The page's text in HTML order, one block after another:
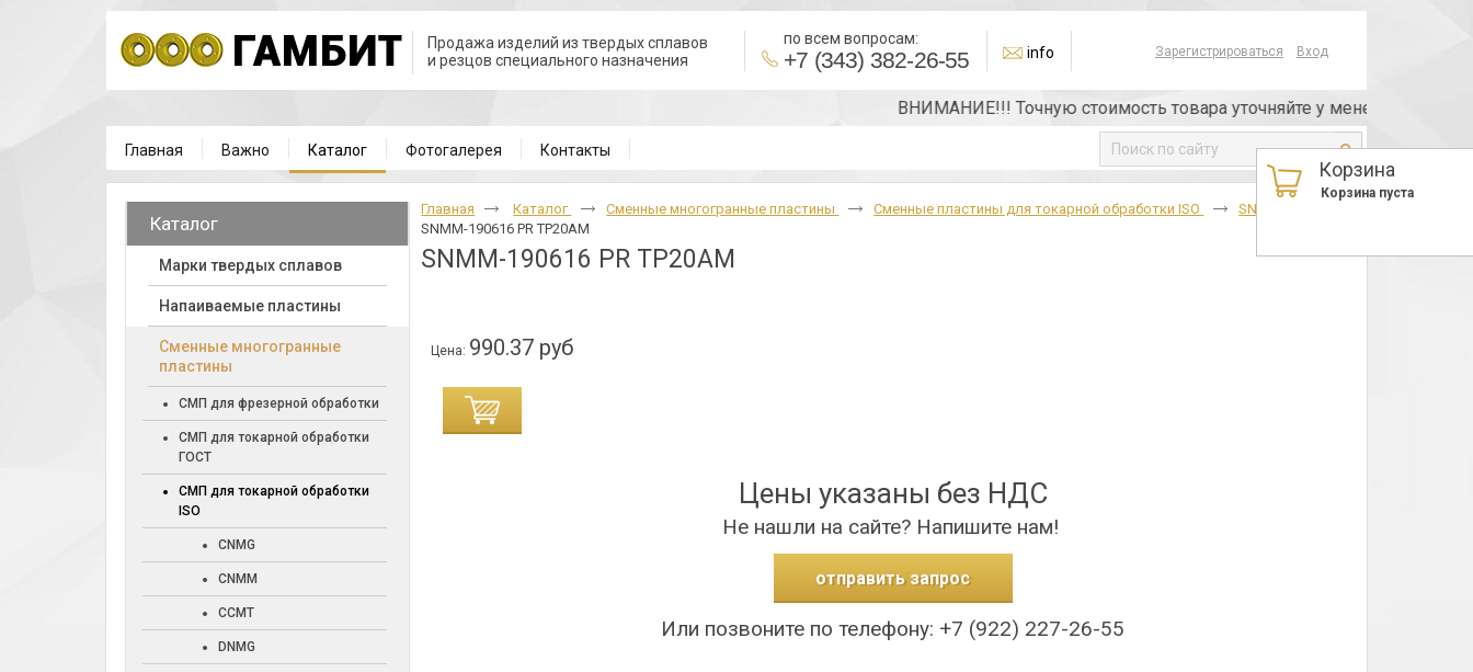
Зарегистрироваться Вход
Продажа изделий из твердых сплавов
и резцов специального назначения
по всем вопросам:
+7 (343) 382-26-55 info
ВНИМАНИЕ!!! Точную стоимость товара уточняйте у менеджера или по
Главная Важно Каталог Фотогалерея Контакты
Корзина
Корзина пуста
Каталог
Марки твердых сплавов
Напаиваемые пластины
Cменные многогранные
пластины
СМП для фрезерной обработки
СМП для токарной обработки
ГОСТ
СМП для токарной обработки
ISO
CNMG
CNMM
CCMT
DNMG
Главная Каталог Cменные многогранные пластины Сменные пластины для токарной обработки ISO
SNMM
SNMM-190616 PR TP20AM
SNMM-190616 PR TP20AM
Цена: 990.37 руб
Цены указаны без НДС
Не нашли на сайте? Напишите нам!
отправить запрос
Или позвоните по телефону: +7 (922) 227-26-55